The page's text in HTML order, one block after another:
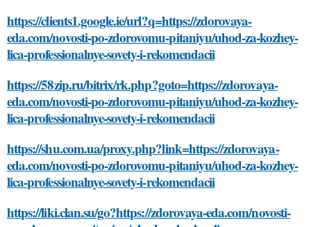
https://clients1.google.ie/url?q=https://zdorovaya-
eda.com/novosti-po-zdorovomu-pitaniyu/uhod-za-kozhey-
lica-professionalnye-sovety-i-rekomendacii
https://58zip.ru/bitrix/rk.php?goto=https://zdorovaya-
eda.com/novosti-po-zdorovomu-pitaniyu/uhod-za-kozhey-
lica-professionalnye-sovety-i-rekomendacii
https://shu.com.ua/proxy.php?link=https://zdorovaya-
eda.com/novosti-po-zdorovomu-pitaniyu/uhod-za-kozhey-
lica-professionalnye-sovety-i-rekomendacii
https://liki.clan.su/go?https://zdorovaya-eda.com/novosti-